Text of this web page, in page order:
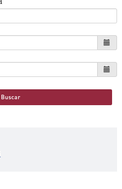
Buscar